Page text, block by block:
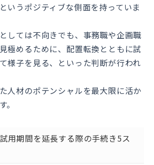
いうポジティブな側面を持っていま
しては不向きでも、事務職や企画職
極めるために、配置転換とともに試
様子を見る、といった判断が行われ
人材のポテンシャルを最大限に活か
試用期間を延長する際の手続き5ス